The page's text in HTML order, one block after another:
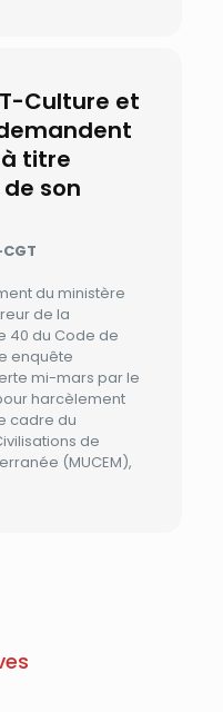
Culture et
titre
son
du ministère
de la
40 du Code de
enquête
mi-mars par le
harcèlement
cadre du
de
(MUCEM),